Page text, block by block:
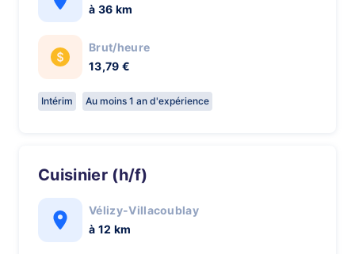
à 36 km
Brut/heure
13,79 €
Intérim Au moins 1 an d'expérience
Cuisinier (h/f)
Vélizy-Villacoublay
à 12 km